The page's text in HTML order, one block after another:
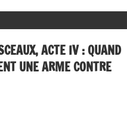
ACTE IV : QUAND
UNE ARME CONTRE